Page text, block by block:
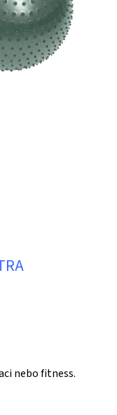
nebo fitness.